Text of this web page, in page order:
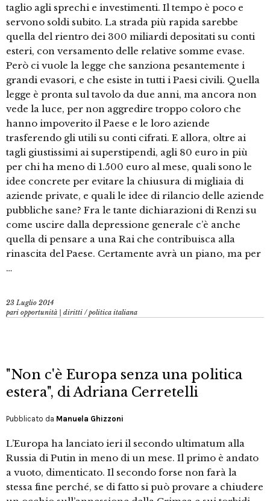
taglio agli sprechi e investimenti. Il tempo è poco e
servono soldi subito. La strada più rapida sarebbe
quella del rientro dei 300 miliardi depositati su conti
esteri, con versamento delle relative somme evase.
Però ci vuole la legge che sanziona pesantemente i
grandi evasori, e che esiste in tutti i Paesi civili. Quella
legge è pronta sul tavolo da due anni, ma ancora non
vede la luce, per non aggredire troppo coloro che
hanno impoverito il Paese e le loro aziende
trasferendo gli utili su conti cifrati. E allora, oltre ai
tagli giustissimi ai superstipendi, agli 80 euro in più
per chi ha meno di 1.500 euro al mese, quali sono le
idee concrete per evitare la chiusura di migliaia di
aziende private, e quali le idee di rilancio delle aziende
pubbliche sane? Fra le tante dichiarazioni di Renzi su
come uscire dalla depressione generale c’è anche
quella di pensare a una Rai che contribuisca alla
rinascita del Paese. Certamente avrà un piano, ma per
…
23 Luglio 2014
pari opportunità | diritti /politica italiana
"Non c'è Europa senza una politica
estera", di Adriana Cerretelli
Pubblicato da Manuela Ghizzoni
L’Europa ha lanciato ieri il secondo ultimatum alla
Russia di Putin in meno di un mese. Il primo è andato
a vuoto, dimenticato. Il secondo forse non farà la
stessa fine perché, se di fatto si può provare a chiudere